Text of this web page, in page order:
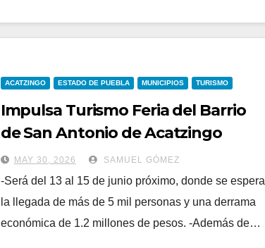
ACATZINGO ESTADO DE PUEBLA MUNICIPIOS TURISMO
Impulsa Turismo Feria del Barrio
de San Antonio de Acatzingo
MAY 30, 2026 SAMUEL GÓMEZ
-Será del 13 al 15 de junio próximo, donde se espera
la llegada de más de 5 mil personas y una derrama
económica de 1.2 millones de pesos. -Además de…